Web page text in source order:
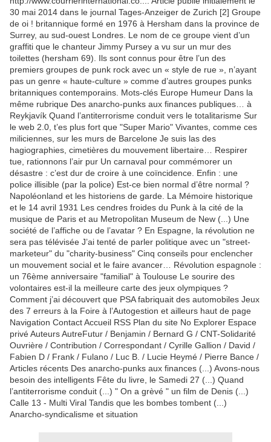
30 mai 2014 dans le journal Tages-Anzeiger de Zurich [2] Groupe
de oi ! britannique formé en 1976 à Hersham dans la province de
Surrey, au sud-ouest Londres. Le nom de ce groupe vient d’un
graffiti que le chanteur Jimmy Pursey a vu sur un mur des
toilettes (hersham 69). Ils sont connus pour être l’un des
premiers groupes de punk rock avec un « style de rue », n’ayant
pas un genre « haute-culture » comme d’autres groupes punks
britanniques contemporains. Mots-clés Europe Humeur Dans la
même rubrique Des anarcho-punks aux finances publiques… à
Reykjavík Quand l’antiterrorisme conduit vers le totalitarisme Sur
le web 2.0, t’es plus fort que "Super Mario" Vivantes, comme ces
miliciennes, sur les murs de Barcelone Je suis las des
hagiographies, cimetières du mouvement libertaire… Respirer
tue, rationnons l’air pur Un carnaval pour commémorer un
désastre : c’est dur de croire à une coïncidence. Enfin : une
police illisible (par la police) Est-ce bien normal d’être normal ?
Napoléonland et les historiens de garde. La Mémoire historique
et le 14 avril 1931 Les cendres froides du Punk à la cité de la
musique de Paris et au Metropolitan Museum de New (...) Une
société de l’affiche ou de l’avatar ? En Espagne, la révolution ne
sera pas télévisée J’ai tenté de parler politique avec un "street-
marketeur" du "charity-business" Cinq conseils pour enclencher
un mouvement social et le faire avancer… Révolution espagnole :
un 76ème anniversaire "familial" à Toulouse Le sourire des
volontaires est-il la meilleure carte des jeux olympiques ?
Comment j’ai découvert que PSA fabriquait des automobiles Jeux
des 7 erreurs à la Foire à l’Autogestion et ailleurs haut de page
Navigation Contact Accueil RSS Plan du site No Explorer Espace
privé Auteurs AutreFutur / Benjamin / Bernard G / CNT-Solidarité
Ouvrière / Contribution / Correspondant / Cyrille Gallion / David /
Fabien D / Frank / Fulano / Luc B. / Lucie Heymé / Pierre Bance /
Articles récents Des anarcho-punks aux finances (...) Avons-nous
besoin des intelligents Fête du livre, le Samedi 27 (...) Quand
l’antiterrorisme conduit (...) " On a grèvé " un film de Denis (...)
Calle 13 - Multi Viral Tandis que les bombes tombent (...)
Anarcho-syndicalisme et situation